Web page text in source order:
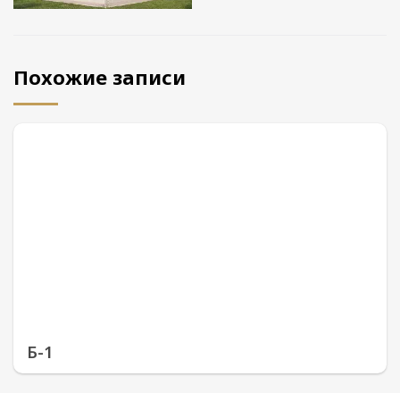
Похожие записи
Б-1